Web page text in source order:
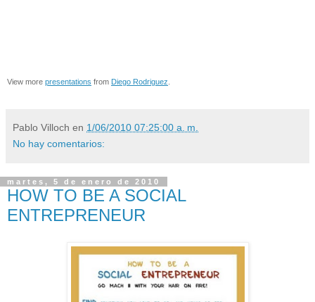
View more presentations from Diego Rodriguez
Pablo Villoch en 1/06/2010 07:25:00 a. m.
No hay comentarios:
martes, 5 de enero de 2010
HOW TO BE A SOCIAL
ENTREPRENEUR